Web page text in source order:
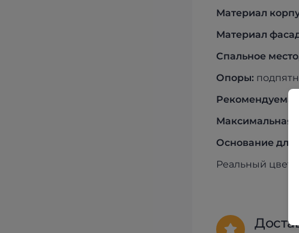
Материал
Материал
Спальное
Опоры:
Рекомендуемая
Максимальная
Основание для
Реальный цвет